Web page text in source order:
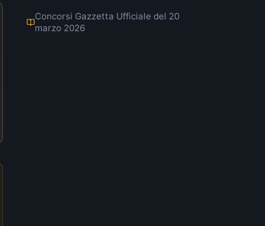
Concorsi Gazzetta Ufficiale del 20
marzo 2026